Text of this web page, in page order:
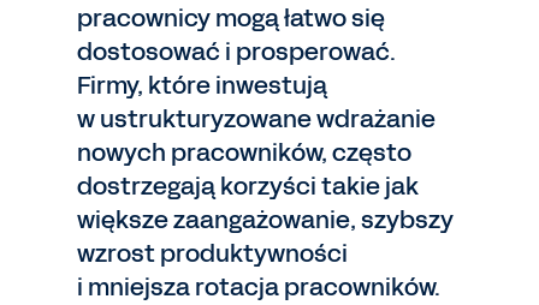
pracownicy mogą łatwo się
dostosować i prosperować.
Firmy, które inwestują
w ustrukturyzowane wdrażanie
nowych pracowników, często
dostrzegają korzyści takie jak
większe zaangażowanie, szybszy
wzrost produktywności
i mniejsza rotacja pracowników.